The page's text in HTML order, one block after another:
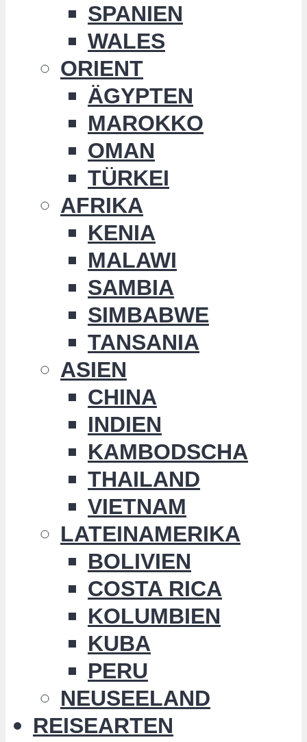
SPANIEN
WALES
ORIENT
ÄGYPTEN
MAROKKO
OMAN
TÜRKEI
AFRIKA
KENIA
MALAWI
SAMBIA
SIMBABWE
TANSANIA
ASIEN
CHINA
INDIEN
KAMBODSCHA
THAILAND
VIETNAM
LATEINAMERIKA
BOLIVIEN
COSTA RICA
KOLUMBIEN
KUBA
PERU
NEUSEELAND
REISEARTEN